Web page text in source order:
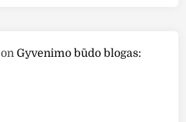
onGyvenimo būdo blogas: